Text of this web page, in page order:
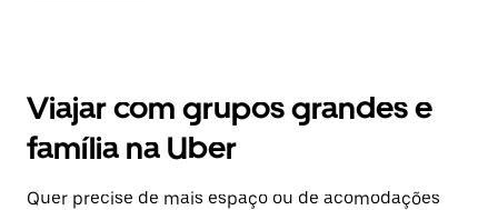
Viajar com grupos grandes e
família na Uber
Quer precise de mais espaço ou de acomodações